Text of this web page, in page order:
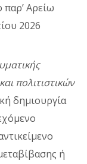
παρ’ Αρείω
2026
πολιτιστικών
δημιουργία
ή